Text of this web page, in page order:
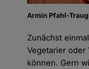
Armin Pfahl-
Zunächst
Vegetarier oder
können. Gern